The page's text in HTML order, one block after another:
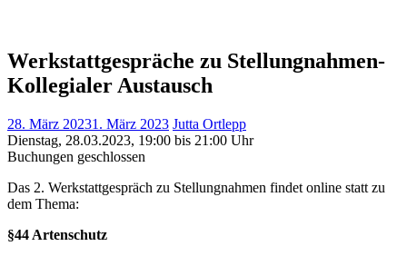
Werkstattgespräche zu Stellungnahmen-
Kollegialer Austausch
28. März 20231. März 2023 Jutta Ortlepp
Dienstag, 28.03.2023, 19:00 bis 21:00 Uhr
Buchungen geschlossen
Das 2. Werkstattgespräch zu Stellungnahmen findet online statt zu
dem Thema:
§44 Artenschutz